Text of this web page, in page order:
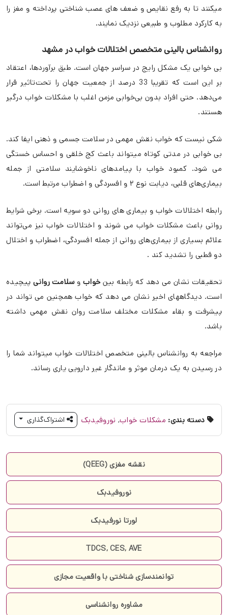
میکنند تا به رفع نقایص و ضعف های عصب شناختی پرداخته و مغز را
به کارکرد مطلوب و طبیعی نزدیک نمایند.
روانشناس بالینی متخصص اختلالات خواب در مشهد
بی خوابی یک مشکل رایج در سراسر جهان است. طبق برآوردها، اعتقاد
بر این است که تقریبا 33 درصد از جمعیت جهان را تحت‌تاثیر قرار
می‌دهد. حتی افراد بدون بی‌خوابی مزمن اغلب با مشکلات خواب درگیر
هستند.
شکی نیست که خواب نقش مهمی در سلامت جسمی و ذهنی ایفا کند.
بی خوابی در مدتی کوتاه میتواند باعث کج خلقی و احساس خستگی
می شود. کمبود خواب با پیامدهای ناخوشایند سلامتی از جمله
بیماری‌های قلبی، دیابت نوع ۲ و افسردگی و اضطراب مرتبط است.
رابطه اختلالات خواب و بیماری های روانی دو سویه است. برخی شرایط
روانی باعث مشکلات خواب می شوند و اختلالات خواب نیز می‌تواند
علائم بسیاری از بیماری‌های روانی از جمله افسردگی، اضطراب و اختلال
دو قطبی را تشدید کند .
تحقیقات نشان می دهد که رابطه بینخوابوسلامت روانیپیچیده
است. دیدگاههای اخیر نشان می دهد که خواب همچنین می تواند در
پیشرفت و بقاء مشکلات مختلف سلامت روان نقش مهمی داشته
باشد.
مراجعه به روانشناس بالینی متخصص اختلالات خواب میتواند شما را
در رسیدن به یک درمان موثر و ماندگار غیر دارویی یاری رساند.
دسته بندی: مشکلات خواب, نوروفیدبک اشتراک‌گذاری
نقشه مغزی (QEEG)
نوروفیدبک
لورتا نورفیدبک
TDCS, CES, AVE
توانمندسازی شناختی با واقعیت مجازی
مشاوره روانشناسی